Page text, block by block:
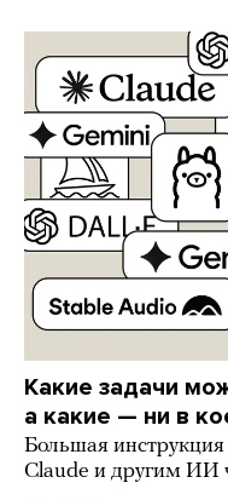
Какие задачи
а какие — ни в
Большая инструкция
Claude и другим ИИ